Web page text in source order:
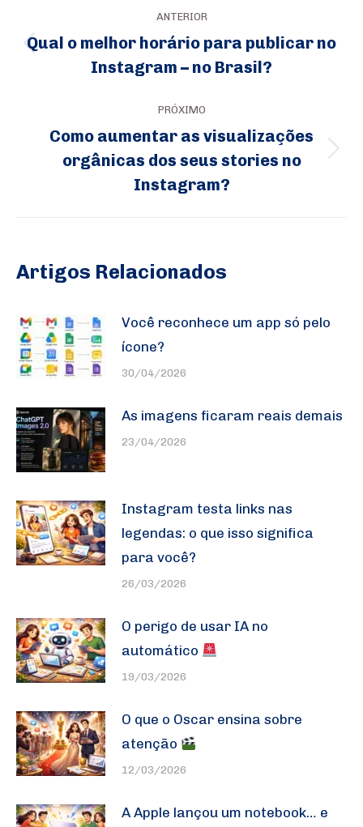
de
ANTERIOR
Post
Qual o melhor horário para publicar no
Instagram – no Brasil?
PRÓXIMO
Próximo
post:
Como aumentar as visualizações
orgânicas dos seus stories no
Instagram?
Artigos Relacionados
Você reconhece um app só pelo
ícone?
30/04/2026
As imagens ficaram reais demais
23/04/2026
Instagram testa links nas
legendas: o que isso significa
para você?
26/03/2026
O perigo de usar IA no
automático
19/03/2026
O que o Oscar ensina sobre
atenção
12/03/2026
A Apple lançou um notebook… e